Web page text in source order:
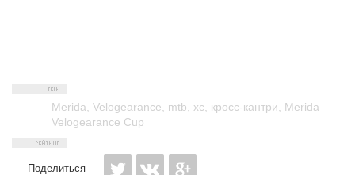
Merida Velogearance mtb xc кросс-кантри
Merida
Velogearance Cup
Поделиться